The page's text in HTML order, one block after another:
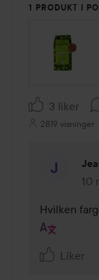
1 PRODUKT I
3 liker
2819 visninger
10
Hvilken
Liker